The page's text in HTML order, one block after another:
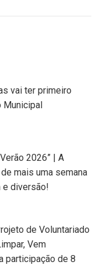
vai ter primeiro
Municipal
2026” | A
mais uma semana
e diversão!
de Voluntariado
Vem
participação de 8